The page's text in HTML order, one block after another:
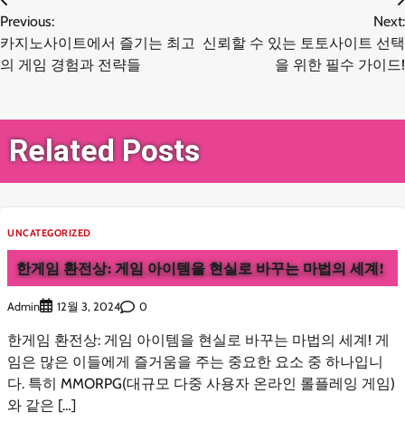
글
탐
Previous:
카지노사이트에서 즐기는 최고
의 게임 경험과 전략들
Next:
신뢰할 수 있는 토토사이트 선택
을 위한 필수 가이드!
Related Posts
UNCATEGORIZED
한게임 환전상: 게임 아이템을 현실로 바꾸는 마법의 세계!
Admin 12월 3, 2024 0
한게임 환전상: 게임 아이템을 현실로 바꾸는 마법의 세계! 게
임은 많은 이들에게 즐거움을 주는 중요한 요소 중 하나입니
다. 특히 MMORPG(대규모 다중 사용자 온라인 롤플레잉 게임)
와 같은 […]